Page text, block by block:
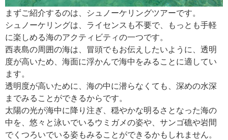
まずご紹介するのは、シュノーケリングツアーです。
シュノーケリングは、ライセンスも不要で、もっとも手軽
に楽しめる海のアクティビティの一つです。
西表島の周囲の海は、冒頭でもお伝えしたいように、透明
度が高いため、海面に浮かんで海中をみることに適してい
ます。
透明度が高いために、海の中に潜らなくても、深めの水深
までみることができるからです。
太陽の光が海中に降り注ぎ、穏やかな明るさとなった海の
中を、悠々と泳いでいるウミガメの姿や、サンゴ礁や岩間
でくつろいでいる姿もみることができるかもしれません。